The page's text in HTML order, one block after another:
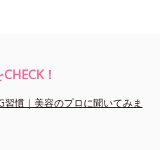
！
慣｜美容のプロに聞いてみま